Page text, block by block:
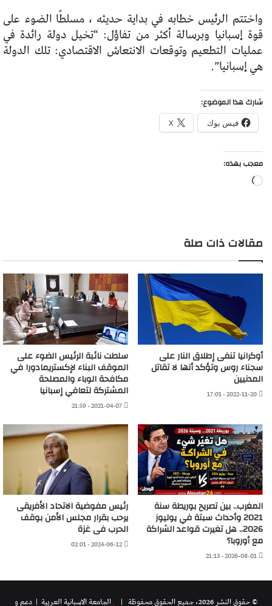
واختتم الرئيس خطابه في بداية حديثه ، مسلطًا الضوء على
قوة إسبانيا وبرسالة أكثر من تفاؤل: “تخيل دولة رائدة في
عمليات التطعيم وتوقعات الانتعاش الاقتصادي: تلك الدولة
هي إسبانيا”.
شارك هذا الموضوع:
فيس بوك X
معجب بهذه:
جاري
مقالات ذات صلة
أوكرانيا تنفى إطلاق النار على
سجناء روس وتؤكد أنها لا تقاتل
المدنيين
2022-11-20 - 17:01
سلطت نائبة الرئيس الضوء على
الموقف البناء لإكستريمادورا في
مكافحة الوباء والمصلحة
المشتركة لتعافي إسبانيا
2021-04-07 - 21:59
المغرب.. بين تصريح بوريطة سنة
2021 وأحداث سبتة في يوليوز
2026.. هل تغيرت قواعد الشراكة
مع أوروبا؟
2026-08-01 - 21:13
رئيس مفوضية الاتحاد الأفريقى
يرحب بقرار مجلس الأمن بوقف
الحرب فى غزة
2024-06-12 - 02:01
© حقوق النشر 2026، جميع الحقوق محفوظة | الجامعة الاسبانية العريية | دعم و